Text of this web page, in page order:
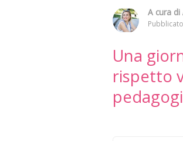
A cura di
Una
rispetto